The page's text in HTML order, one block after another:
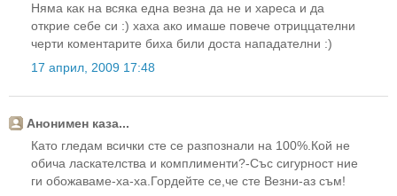
Няма как на всяка една везна да не и хареса и да
открие себе си :) хаха ако имаше повече отриццателни
черти коментарите биха били доста нападателни :)
17 април, 2009 17:48
Анонимен каза...
Като гледам всички сте се разпознали на 100%.Кой не
обича ласкателства и комплименти?-Със сигурност ние
ги обожаваме-ха-ха.Гордейте се,че сте Везни-аз съм!